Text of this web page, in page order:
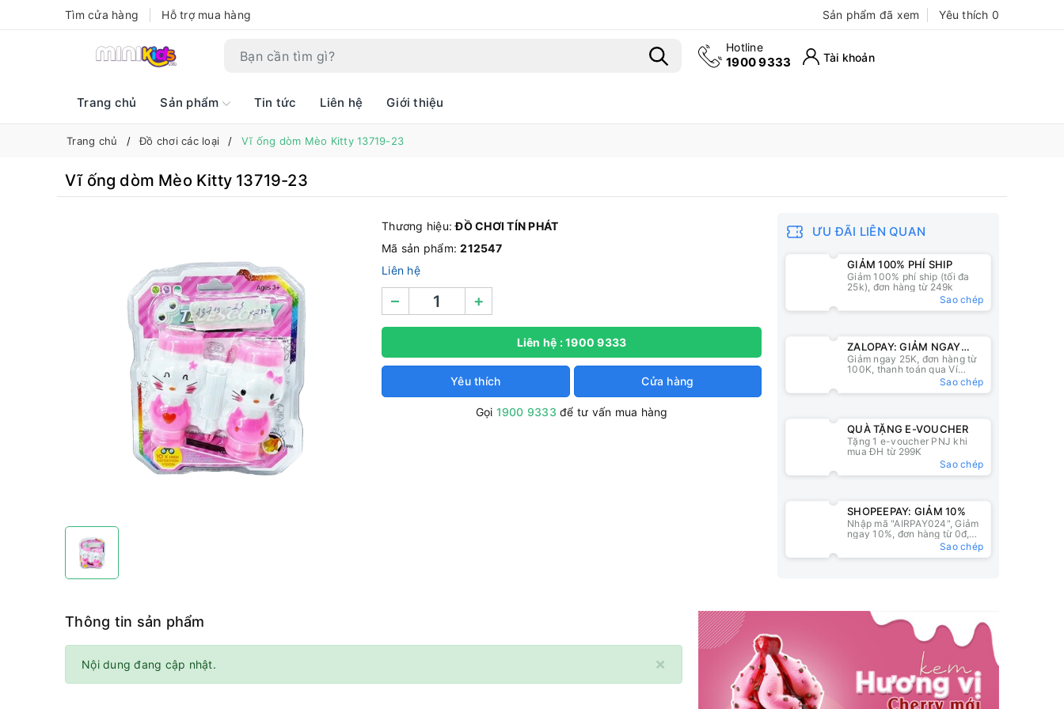
Tìm cửa hàng Hỗ trợ mua hàng Sản phẩm đã xem Yêu thích 0
Hotline
1900 9333 Tài khoản
Trang chủ Sản phẩm Tin tức Liên hệ Giới thiệu
Trang chủ Đồ chơi các loại Vĩ ống dòm Mèo Kitty 13719-23
Vĩ ống dòm Mèo Kitty 13719-23
Thương hiệu:ĐỒ CHƠI TÍN PHÁT
Mã sản phẩm:212547
Liên hệ
– +
Liên hệ : 1900 9333
Yêu thích Cửa hàng
Gọi 1900 9333 để tư vấn mua hàng
ƯU ĐÃI LIÊN QUAN
GIẢM 100% PHÍ SHIP
Giảm 100% phí ship (tối đa
25k), đơn hàng từ 249k
Sao chép
ZALOPAY: GIẢM NGAY
25K
Giảm ngay 25K, đơn hàng từ
100K, thanh toán qua Ví
Sao chép
QUÀ TẶNG E-VOUCHER
Tặng 1 e-voucher PNJ khi
mua ĐH từ 299K
Sao chép
SHOPEEPAY: GIẢM 10%
Nhập mã "AIRPAY024", Giảm
ngay 10%, đơn hàng từ 0đ,
nhập mã tại ví ShopeePay
Sao chép
Thông tin sản phẩm
×
Nội dung đang cập nhật.